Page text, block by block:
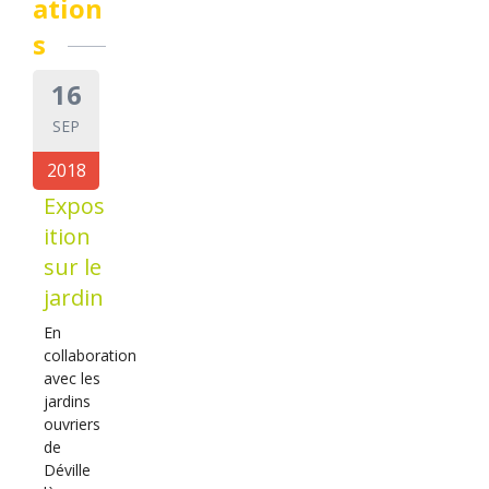
ation
s
16
SEP
2018
Expos
ition
sur le
jardin
En
collaboration
avec les
jardins
ouvriers
de
Déville